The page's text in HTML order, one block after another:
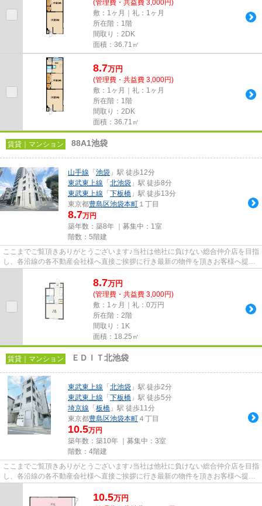
(管理費・共益費 3,000円)
敷：1ヶ月｜礼：1ヶ月
所在階：1階
間取り：2DK
面積：36.71㎡
8.7万円
(管理費・共益費 3,000円)
敷：1ヶ月｜礼：1ヶ月
所在階：1階
間取り：2DK
面積：36.71㎡
賃貸｜マンション 88A1池袋
山手線 「 池袋 」駅 徒歩12分
東武東上線 「 北池袋 」駅 徒歩8分
東武東上線 「 下板橋 」駅 徒歩13分
東京都豊島区池袋本町 １丁目
8.7万円
築年数：築8年 ｜募集中： 1室
階数：5階建
ここまでご覧頂きありがとうございます♪当社は他社に負けない総合仲介店を目指
し、各沿線の各不動産会社様へ直接ご挨拶に行き最新の物件を頂きお客様へ提供
8.7万円
(管理費・共益費 3,000円)
敷：1ヶ月｜礼：0万円
所在階：2階
間取り：1K
面積：18.25㎡
賃貸｜マンション ＥＤＩＴ北池袋
東武東上線 「 北池袋 」駅 徒歩2分
東武東上線 「 下板橋 」駅 徒歩5分
埼京線 「 板橋 」駅 徒歩11分
東京都豊島区池袋本町 ４丁目
10.5万円
築年数：築10年 ｜募集中： 3室
階数：4階建
ここまでご覧頂きありがとうございます♪当社は他社に負けない総合仲介店を目指
し、各沿線の各不動産会社様へ直接ご挨拶に行き最新の物件を頂きお客様へ提供
10.5万円